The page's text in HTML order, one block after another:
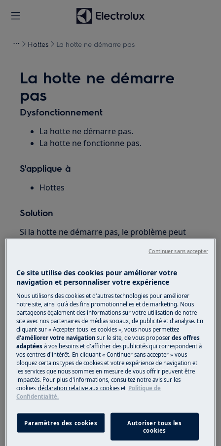
Hottes La hotte ne démarre pas
La hotte ne démarre
pas
Dysfonctionnement
La hotte ne démarre pas.
La hotte ne fonctionne pas.
S'applique à
Hottes
Solution
Si la hotte ne démarre pas, le problème peut
l'alimentation électrique. Si les voyants ne
fonctionnent pas, vérifiez d'abord l'alimentation
électrique.
Si la hotte est branchée sur une prise, essayez
de brancher un petit appareil (une lampe ou
une bouilloire, par exemple) sur cette prise pour
vérifier son bon fonctionnement.
Si l'appareil ne fonctionne pas:
Il pourrait y avoir un problème
d'alimentation électrique spécifique à la
prise.
Si l'alimentation électrique fonctionne:
Ce site utilise des cookies pour améliorer votre
navigation et personnaliser votre expérience
Nous utilisons des cookies et d'autres technologies pour améliorer
notre site, ainsi qu'à des fins promotionnelles et de marketing. Nous
partageons également des informations sur votre utilisation de notre
site avec nos partenaires de médias sociaux, de publicité et d'analyse. En
cliquant sur « Accepter tous les cookies », vous nous permettez
d'améliorer votre navigation sur le site, de vous proposerdes offres
adaptées à vos besoins et d'afficher des publicités qui correspondent à
vos centres d'intérêt. En cliquant « Continuer sans accepter » vous
bloquez certains types de cookies et votre expérience de navigation et
les services que nous sommes en mesure de vous offrir peuvent être
impactés. Pour plus d'informations, consultez notre avis sur les
cookies déclaration relative aux cookies et Politique de
Confidentialité.
Paramètres des cookies
Autoriser tous les
cookies
Continuer sans accepter